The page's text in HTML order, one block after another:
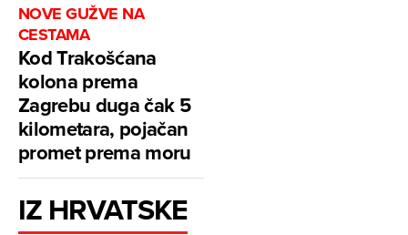
NOVE GUŽVE NA
CESTAMA
Kod Trakošćana
kolona prema
Zagrebu duga čak 5
kilometara, pojačan
promet prema moru
IZ HRVATSKE